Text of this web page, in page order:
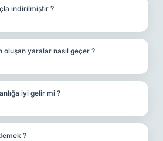
indirilmiştir ?
oluşan yaralar nasıl geçer ?
iyi gelir mi ?
?